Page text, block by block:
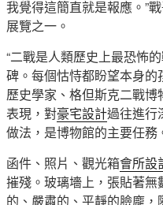
我覺得這簡直就是報應。”
展覽之一。
“二戰是人類歷史上最恐怖
碑。每個怙恃都盼望本身的
歷史學家、格但斯克二戰
表現，對豪宅設計過往進行
做法，是博物館的主要任務
函件、照片、觀光箱會所設
摧殘。玻璃墻上，張貼著
的、嚴肅的、平靜的臉龐